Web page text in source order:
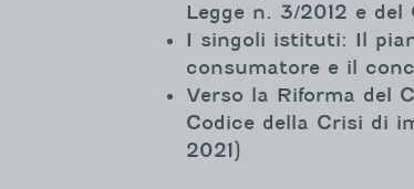
Legge n. 3/2012 e del
I singoli istituti: Il
consumatore e il
Verso la Riforma del
Codice della Crisi di
2021)